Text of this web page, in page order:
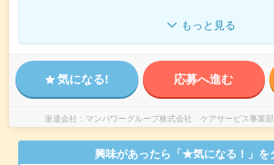
もっと見る
気になる! 応募へ進む
派遣会社 マンパワーグループ株式会社 ケアサービス事業
興味があったら「★気になる！」を